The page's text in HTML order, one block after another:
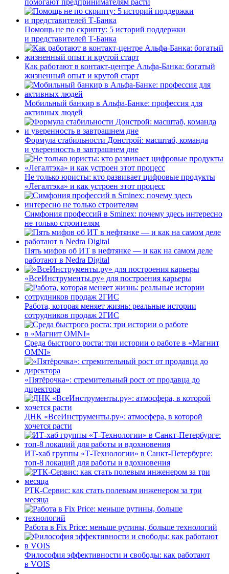
Помощь не по скрипту: 5 историй поддержки
и представителей Т-Банка
Как работают в контакт-центре Альфа-Банка: богатый
жизненный опыт и крутой старт
Мобильный банкир в Альфа-Банке: профессия для
активных людей
Формула стабильности Донстрой: масштаб, команда
и уверенность в завтрашнем дне
Не только юристы: кто развивает цифровые продукты
«Легалтэка» и как устроен этот процесс
Симфония профессий в Sminex: почему здесь интересно
не только строителям
Пять мифов об ИТ в нефтянке — и как на самом деле
работают в Nedra Digital
«ВсеИнструменты.ру» для построения карьеры
Работа, которая меняет жизнь: реальные истории
сотрудников продаж 2ГИС
Среда быстрого роста: три истории о работе в «Магнит
OMNI»
«Пятёрочка»: стремительный рост от продавца до
директора
ДНК «ВсеИнструменты.ру»: атмосфера, в которой
хочется расти
ИТ-хаб группы «Т-Технологии» в Санкт-Петербурге:
топ-8 локаций для работы и вдохновения
РТК-Сервис: как стать полевым инженером за три
месяца
Работа в Fix Price: меньше рутины, больше технологий
Философия эффективности и свободы: как работают
в VOIS